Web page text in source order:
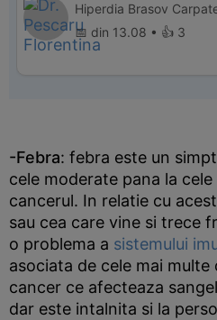
Hiperdia Brasov
📅 din 13.08 • 👍 3
-Febra: febra este un
cele moderate pana la
cancerul. In relatie cu
sau cea care vine si trece
o problema a sistemului
asociata de cele mai
cancer ce afecteaza
dar este intalnita si la